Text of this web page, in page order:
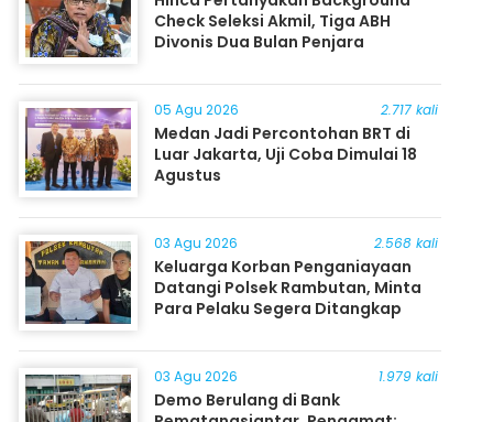
Check Seleksi Akmil, Tiga ABH
Divonis Dua Bulan Penjara
05 Agu 2026 2.717 kali
Medan Jadi Percontohan BRT di
Luar Jakarta, Uji Coba Dimulai 18
Agustus
03 Agu 2026 2.568 kali
Keluarga Korban Penganiayaan
Datangi Polsek Rambutan, Minta
Para Pelaku Segera Ditangkap
03 Agu 2026 1.979 kali
Demo Berulang di Bank